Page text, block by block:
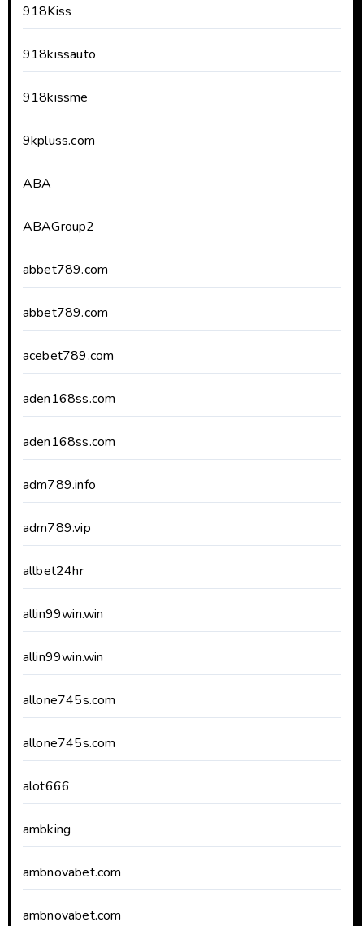
918Kiss
918kissauto
918kissme
9kpluss.com
ABA
ABAGroup2
abbet789.com
abbet789.com
acebet789.com
aden168ss.com
aden168ss.com
adm789.info
adm789.vip
allbet24hr
allin99win.win
allin99win.win
allone745s.com
allone745s.com
alot666
ambking
ambnovabet.com
ambnovabet.com